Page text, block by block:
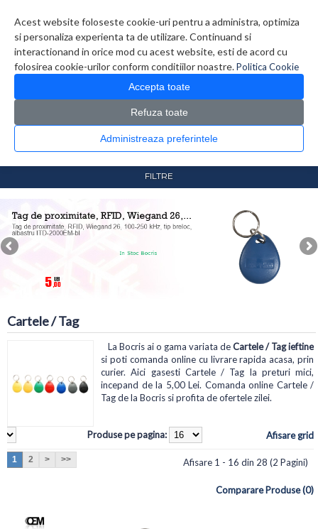
Acest website foloseste cookie-uri pentru a administra, optimiza
si personaliza experienta ta de utilizare. Continuand si
interactionand in orice mod cu acest website, esti de acord cu
folosirea cookie-urilor conform conditiilor noastre.Politica Cookie
Accepta toate
Refuza toate
Administreaza preferintele
0 produs(e)
CATALOG PRODUSE
Securitate / Automatizari > Control Acces
>
FILTRE
Cartele / Tag
La Bocris ai o gama variata deCartele / Tag ieftine
si poti comanda online cu livrare rapida acasa, prin
curier. Aici gasesti Cartele / Tag la preturi mici,
incepand de la 5,00 Lei. Comanda online Cartele /
Tag de la Bocris si profita de ofertele zilei.
Produse pe pagina: Afisare grid
1 2 > >> Afisare 1 - 16 din 28 (2 Pagini)
Comparare Produse (0)